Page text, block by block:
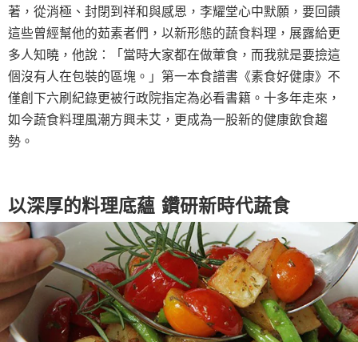
著，從消極、封閉到祥和與感恩，李耀堂心中默願，要回饋
這些曾經幫他的茹素者們，以新形態的蔬食料理，展露給更
多人知曉，他說：「當時大家都在做葷食，而我就是要撿這
個沒有人在包裝的區塊。」第一本食譜書《素食好健康》不
僅創下六刷紀錄更被行政院指定為必看書籍。十多年走來，
如今蔬食料理風潮方興未艾，更成為一股新的健康飲食趨
勢。
以深厚的料理底蘊 鑽研新時代蔬食